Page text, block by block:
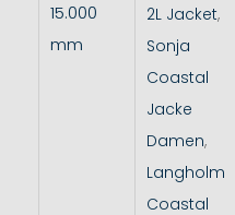
15.000
mm
2L Jacket,
Sonja
Coastal
Jacke
Damen,
Langholm
Coastal